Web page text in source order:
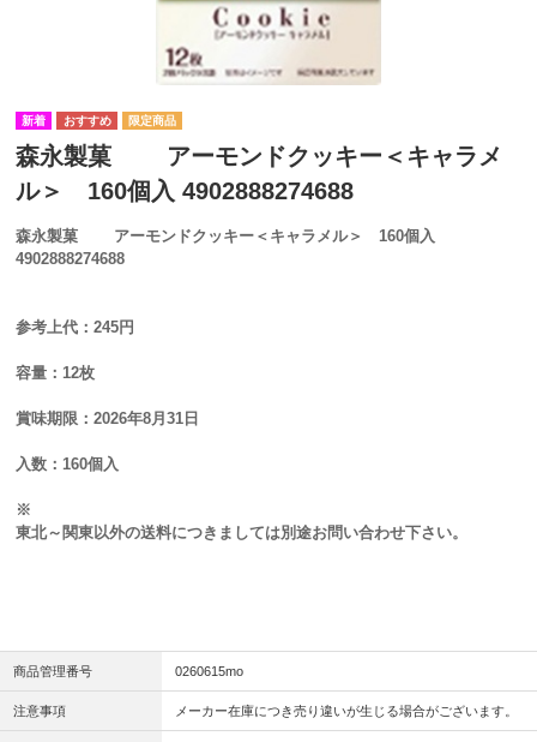
森永製菓 アーモンドクッキー＜キャラメ
ル＞ 160個入 4902888274688
森永製菓 アーモンドクッキー＜キャラメル＞ 160個入
4902888274688
参考上代：245円
容量：12枚
賞味期限：2026年8月31日
入数：160個入
※
東北～関東以外の送料につきましては別途お問い合わせ下さい。
商品管理番号 0260615mo
注意事項 メーカー在庫につき売り違いが生じる場合がございます。